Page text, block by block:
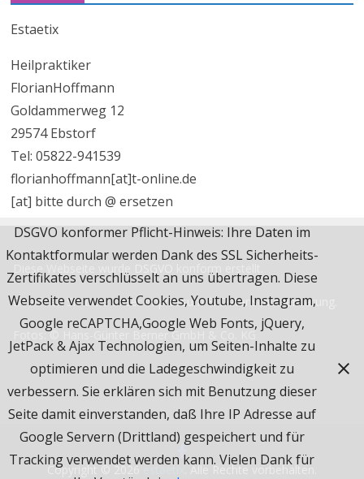
Estaetix
Heilpraktiker
FlorianHoffmann
Goldammerweg 12
29574 Ebstorf
Tel: 05822-941539
florianhoffmann[at]t-online.de
[at] bitte durch @ ersetzen
Diese Webseite wurde
Beachten Sie bitte unserImpressum & Datenschutzerklärung.
Fotos: © Hans-Günter Berner GmbH & Co. KG
Copyright © 2026
DSGVO konformer Pflicht-Hinweis: Ihre Daten im
Kontaktformular werden Dank des SSL Sicherheits-
Zertifikates verschlüsselt an uns übertragen. Diese
Webseite verwendet Cookies, Youtube, Instagram,
Google reCAPTCHA,Google Web Fonts, jQuery,
JetPack & Ajax Technologien, um Seiten-Inhalte zu
optimieren und die Ladegeschwindigkeit zu
verbessern. Sie erklären sich mit Benutzung dieser
Seite damit einverstanden, daß Ihre IP Adresse auf
Google Servern (Drittland) gespeichert und für
Tracking verwendet werden kann. Vielen Dank für